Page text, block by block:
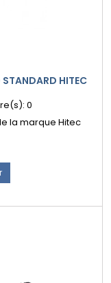
STANDARD HITEC
0
la marque Hitec